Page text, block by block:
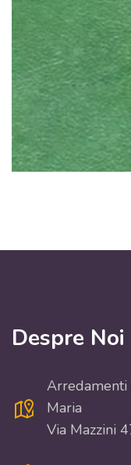
Despre Noi
Arredamenti
Maria
Via Mazzini